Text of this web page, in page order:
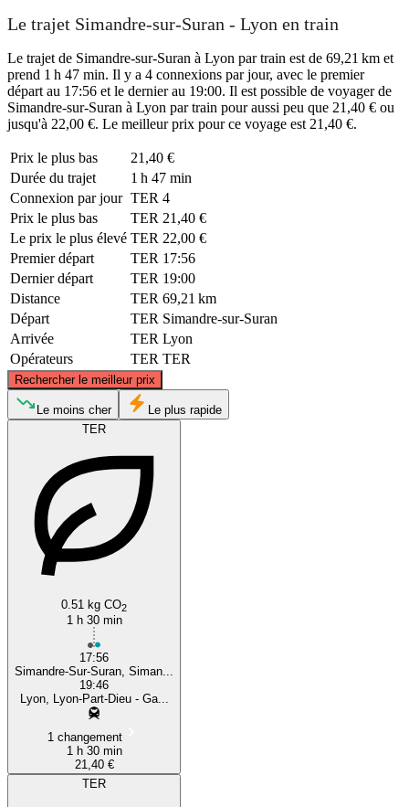
Le trajet Simandre-sur-Suran - Lyon en train
Le trajet de Simandre-sur-Suran à Lyon par train est de 69,21 km et
prend 1 h 47 min. Il y a 4 connexions par jour, avec le premier
départ au 17:56 et le dernier au 19:00. Il est possible de voyager de
Simandre-sur-Suran à Lyon par train pour aussi peu que 21,40 € ou
jusqu'à 22,00 €. Le meilleur prix pour ce voyage est 21,40 €.
Prix ​​le plus bas
21,40 €
Durée du trajet
1 h 47 min
Connexion par jour TER 4
Prix ​​le plus bas
TER 21,40 €
Le prix le plus élevé TER 22,00 €
Premier départ
TER 17:56
Dernier départ
TER 19:00
Distance
TER 69,21 km
Départ
TER Simandre-sur-Suran
Arrivée
TER Lyon
Opérateurs
TER TER
Rechercher le meilleur prix
Le moins cher
Le plus rapide
TER
0.51 kg CO2
1 h 30 min
17:56
Simandre-Sur-Suran, Siman...
19:46
Lyon, Lyon-Part-Dieu - Ga...
1 changement
1 h 30 min
21,40 €
TER